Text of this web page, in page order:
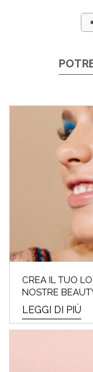
CREA IL TUO
NOSTRE
LEGGI DI PIÙ